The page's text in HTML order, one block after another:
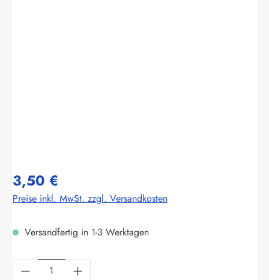
3,50 €
Preise inkl. MwSt. zzgl. Versandkosten
Versandfertig in 1-3 Werktagen
Produkt Anzahl: Gib den gewünschten